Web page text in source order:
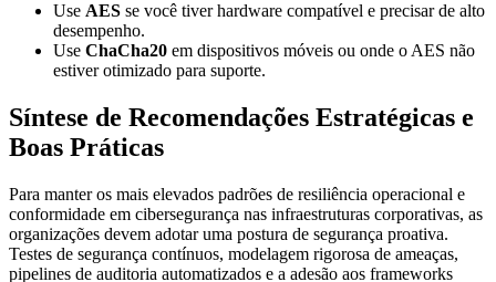
Use AES se você tiver hardware compatível e precisar de alto
desempenho.
Use ChaCha20 em dispositivos móveis ou onde o AES não
estiver otimizado para suporte.
Síntese de Recomendações Estratégicas e
Boas Práticas
Para manter os mais elevados padrões de resiliência operacional e
conformidade em cibersegurança nas infraestruturas corporativas, as
organizações devem adotar uma postura de segurança proativa.
Testes de segurança contínuos, modelagem rigorosa de ameaças,
pipelines de auditoria automatizados e a adesão aos frameworks